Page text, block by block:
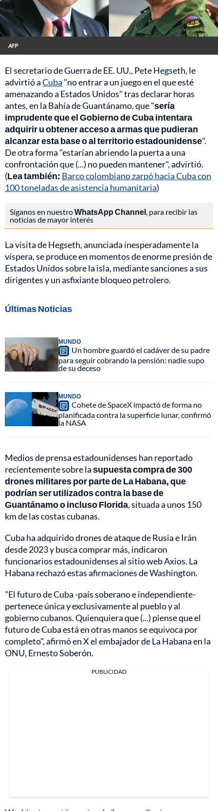
AFP
El secretario de Guerra de EE. UU., Pete Hegseth, le
advirtió aCuba "no entrar a un juego en el que esté
amenazando a Estados Unidos" tras declarar horas
antes, en la Bahía de Guantánamo, que "sería
imprudente que el Gobierno de Cuba intentara
adquirir u obtener acceso a armas que pudieran
alcanzar esta base o al territorio estadounidense".
De otra forma "estarían abriendo la puerta a una
confrontación que (...) no pueden mantener", advirtió.
(Lea también: Barco colombiano zarpó hacia Cuba con
100 toneladas de asistencia humanitaria)
Síganos en nuestroWhatsApp Channel, para recibir las
noticias de mayor interés
La visita de Hegseth, anunciada inesperadamente la
víspera, se produce en momentos de enorme presión de
Estados Unidos sobre la isla, mediante sanciones a sus
dirigentes y un asfixiante bloqueo petrolero.
Últimas Noticias
MUNDO
Un hombre guardó el cadáver de su padre
para seguir cobrando la pensión: nadie supo
de su deceso
MUNDO
Cohete de SpaceX impactó de forma no
planificada contra la superficie lunar, confirmó
la NASA
Medios de prensa estadounidenses han reportado
recientemente sobre lasupuesta compra de 300
drones militares por parte de La Habana, que
podrían ser utilizados contra la base de
Guantánamo o incluso Florida, situada a unos 150
km de las costas cubanas.
Cuba ha adquirido drones de ataque de Rusia e Irán
desde 2023 y busca comprar más, indicaron
funcionarios estadounidenses al sitio web Axios. La
Habana rechazó estas afirmaciones de Washington.
"El futuro de Cuba -país soberano e independiente-
pertenece única y exclusivamente al pueblo y al
gobierno cubanos. Quienquiera que (...) piense que el
futuro de Cuba está en otras manos se equivoca por
completo", afirmó en X el embajador de La Habana en la
ONU, Ernesto Soberón.
PUBLICIDAD